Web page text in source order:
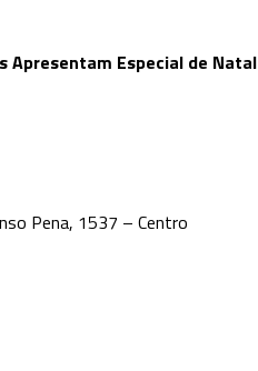
Apresentam Especial de Natal
Pena, 1537 – Centro